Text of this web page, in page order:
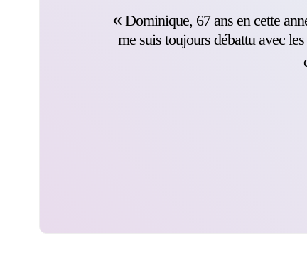
Dominique, 67 ans en cette
me suis toujours débattu avec